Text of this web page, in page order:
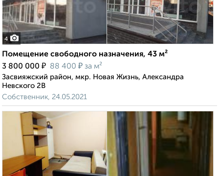
4
Помещение свободного назначения, 43 м²
3 800 000 ₽ 88 400 ₽ за м²
Засвияжский район, мкр. Новая Жизнь, Александра
Невского 2В
Собственник, 24.05.2021